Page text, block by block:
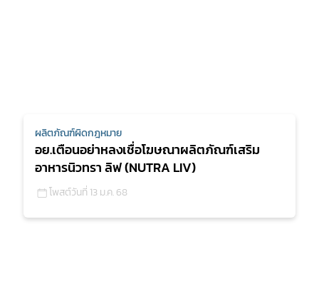
ผลิตภัณฑ์ผิดกฎหมาย
อย.เตือนอย่าหลงเชื่อโฆษณาผลิตภัณฑ์เสริม
อาหารนิวทรา ลิฟ (NUTRA LIV)
โพสต์วันที่ 13 ม.ค. 68